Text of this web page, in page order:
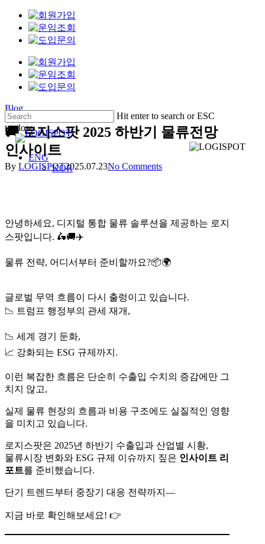
Skip
content
Hit enter to search or ESC
to close
Close
Search
Menu
ENG
KOR
Blog
🚚 로지스팟 2025 하반기 물류전망
인사이트
By LOGISPOT2025.07.23No Comments
안녕하세요, 디지털 통합 물류 솔루션을 제공하는 로지
스팟입니다. 🛵🚚✈️
물류 전략, 어디서부터 준비할까요?📦🌍
글로벌 무역 흐름이 다시 출렁이고 있습니다.
📉 트럼프 행정부의 관세 재개,
📉 세계 경기 둔화,
📈 강화되는 ESG 규제까지.
이런 복잡한 흐름은 단순히 수출입 수치의 증감에만 그
치지 않고,
실제 물류 현장의 흐름과 비용 구조에도 실질적인 영향
을 미치고 있습니다.
로지스팟은 2025년 하반기 수출입과 산업별 시황,
물류시장 변화와 ESG 규제 이슈까지 짚은 인사이트 리
포트를 준비했습니다.
단기 트렌드부터 중장기 대응 전략까지—
지금 바로 확인해보세요! 👉